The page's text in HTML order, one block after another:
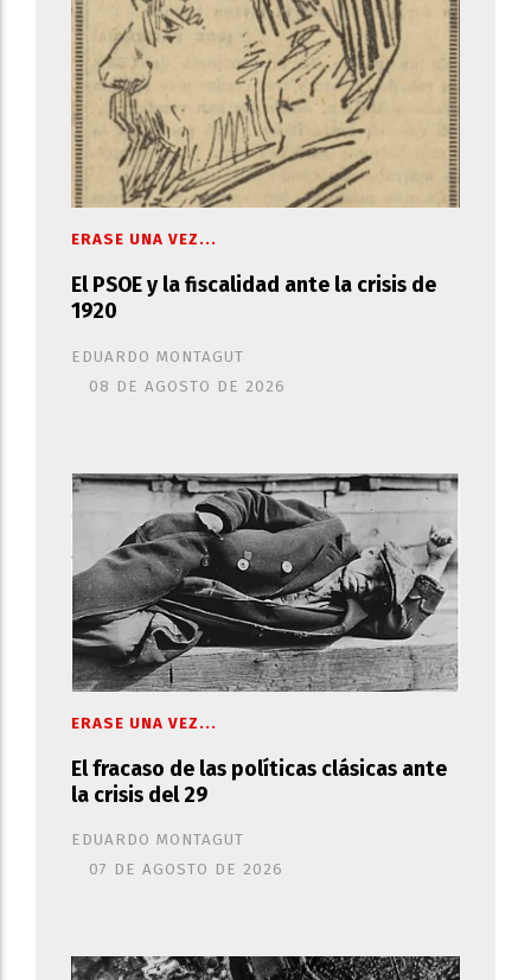
El PSOE y la fiscalidad ante la crisis de
1920
EDUARDO MONTAGUT
ERASE UNA VEZ...
08 DE AGOSTO DE 2026
El fracaso de las políticas clásicas ante
la crisis del 29
EDUARDO MONTAGUT
ERASE UNA VEZ...
07 DE AGOSTO DE 2026